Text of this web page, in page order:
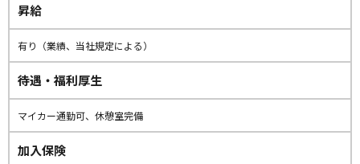
昇給
有り（業績、当社規定による）
待遇・福利厚生
マイカー通勤可、休憩室完備
加入保険